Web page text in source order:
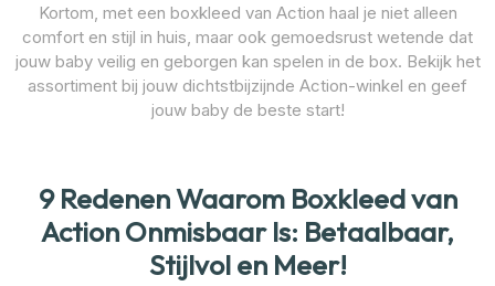
Kortom, met een boxkleed van Action haal je niet alleen
comfort en stijl in huis, maar ook gemoedsrust wetende dat
jouw baby veilig en geborgen kan spelen in de box. Bekijk het
assortiment bij jouw dichtstbijzijnde Action-winkel en geef
jouw baby de beste start!
9 Redenen Waarom Boxkleed van
Action Onmisbaar Is: Betaalbaar,
Stijlvol en Meer!